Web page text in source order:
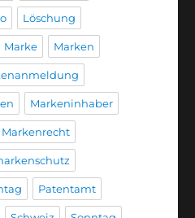
Löschung
Marke Marken
Markeninhaber
Markenrecht
Patentamt